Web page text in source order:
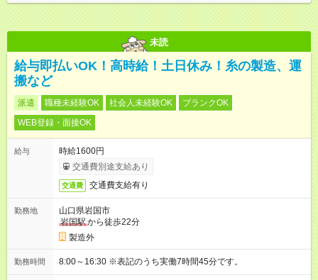
未読
給与即払いOK！高時給！土日休み！糸の製造、運
搬など
派遣 職種未経験OK 社会人未経験OK
ブランクOK
WEB登録・面接OK
給与
時給1600円
交通費別途支給あり
交通費 交通費支給有り
勤務地
山口県岩国市
岩国駅から徒歩22分
製造外
勤務時間 8:00～16:30 ※表記のうち実働7時間45分です。